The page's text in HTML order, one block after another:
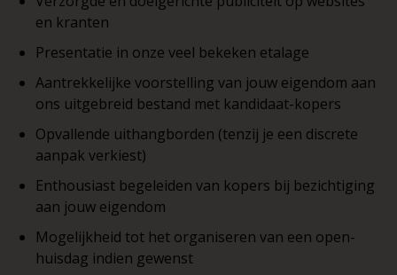
en kranten
Presentatie in onze veel bekeken etalage
Aantrekkelijke voorstelling van jouw eigendom aan
ons uitgebreid bestand met kandidaat-kopers
Opvallende uithangborden (tenzij je een discrete
aanpak verkiest)
Enthousiast begeleiden van kopers bij bezichtiging
aan jouw eigendom
Mogelijkheid tot het organiseren van een open-
huisdag indien gewenst